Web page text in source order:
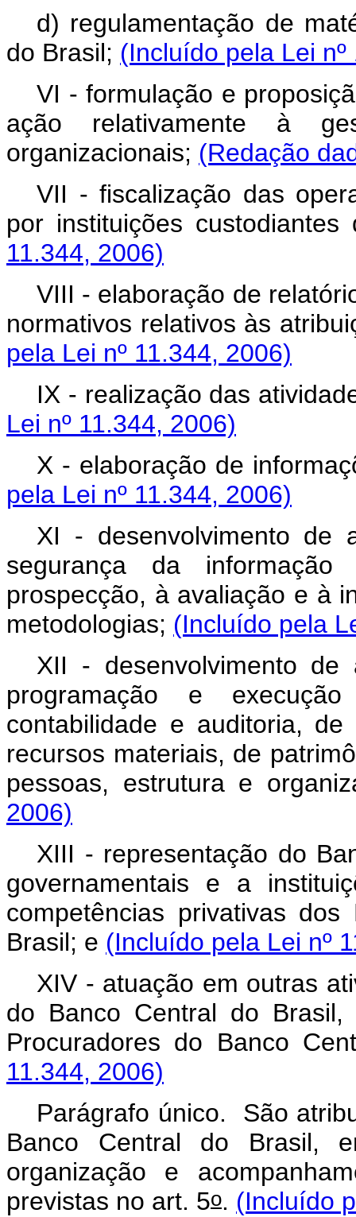
d) regulamentação de
do Brasil; (Incluído pela Lei
VI - formulação e
ação relativamente à
organizacionais; (Redação
VII - fiscalização das
por instituições
11.344, 2006)
VIII - elaboração de
normativos relativos às
pela Lei nº 11.344, 2006)
IX - realização das
Lei nº 11.344, 2006)
X - elaboração de
pela Lei nº 11.344, 2006)
XI - desenvolvimento de
segurança da
prospecção, à avaliação e à
metodologias; (Incluído pela
XII - desenvolvimento de
programação e
contabilidade e auditoria,
recursos materiais, de
pessoas, estrutura e
2006)
XIII - representação do
governamentais e a
competências privativas
Brasil; e (Incluído pela Lei nº
XIV - atuação em outras
do Banco Central do Brasil,
Procuradores do Banco
11.344, 2006)
Parágrafo único. São
Banco Central do Brasil,
organização e
previstas no art. 5o. (Incluído